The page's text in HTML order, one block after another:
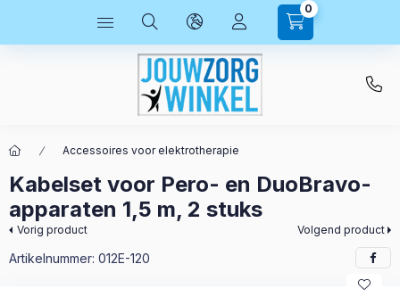
0
Accessoires voor elektrotherapie
Kabelset voor Pero- en DuoBravo-
apparaten 1,5 m, 2 stuks
Vorig product Volgend product
Artikelnummer: 012E-120